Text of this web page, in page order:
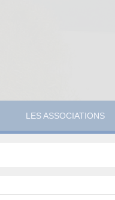
LES ASSOCIATIONS